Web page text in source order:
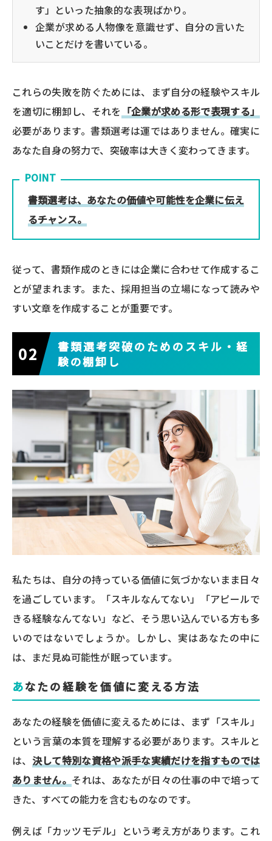
す」といった抽象的な表現ばかり。
企業が求める人物像を意識せず、自分の言いた
いことだけを書いている。
これらの失敗を防ぐためには、まず自分の経験やスキル
を適切に棚卸し、それを 「企業が求める形で表現する」
必要があります。書類選考は運ではありません。確実に
あなた自身の努力で、突破率は大きく変わってきます。
POINT
書類選考は、あなたの価値や可能性を企業に伝え
るチャンス。
従って、書類作成のときには企業に合わせて作成するこ
とが望まれます。また、採用担当の立場になって読みや
すい文章を作成することが重要です。
書類選考突破のためのスキル・経
験の棚卸し
私たちは、自分の持っている価値に気づかないまま日々
を過ごしています。「スキルなんてない」「アピールで
きる経験なんてない」など、そう思い込んでいる方も多
いのではないでしょうか。しかし、実はあなたの中に
は、まだ見ぬ可能性が眠っています。
あなたの経験を価値に変える方法
あなたの経験を価値に変えるためには、まず「スキル」
という言葉の本質を理解する必要があります。スキルと
は、 決して特別な資格や派手な実績だけを指すものでは
ありません。 それは、あなたが日々の仕事の中で培って
きた、すべての能力を含むものなのです。
例えば「カッツモデル」という考え方があります。これ